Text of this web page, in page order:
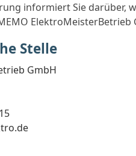
informiert Sie darüber,
ElektroMeisterBetrieb
Stelle
GmbH